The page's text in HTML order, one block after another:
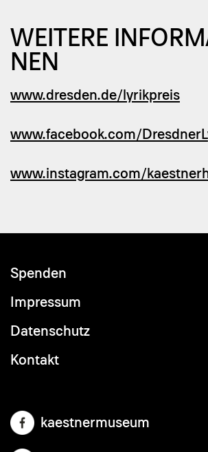
WEI­TE­RE
NEN
www.dresden.de/lyrikpreis
www.facebook.com/
www.instagram.com/
Footer
menu
Spenden
Impressum
Datenschutz
Kontakt
kaestnermuseum